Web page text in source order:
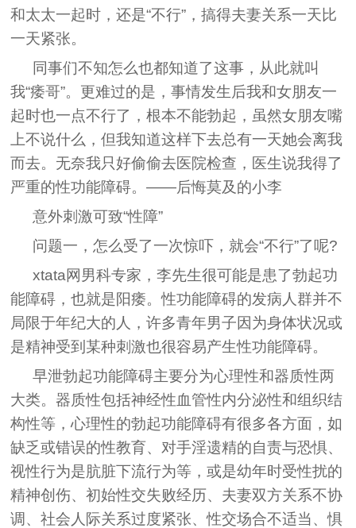
和太太一起时，还是“不行”，搞得夫妻关系一天比
一天紧张。
同事们不知怎么也都知道了这事，从此就叫
我“痿哥”。更难过的是，事情发生后我和女朋友一
起时也一点不行了，根本不能勃起，虽然女朋友嘴
上不说什么，但我知道这样下去总有一天她会离我
而去。无奈我只好偷偷去医院检查，医生说我得了
严重的性功能障碍。――后悔莫及的小李
意外刺激可致“性障”
问题一，怎么受了一次惊吓，就会“不行”了呢?
xtata网男科专家，李先生很可能是患了勃起功
能障碍，也就是阳痿。性功能障碍的发病人群并不
局限于年纪大的人，许多青年男子因为身体状况或
是精神受到某种刺激也很容易产生性功能障碍。
早泄勃起功能障碍主要分为心理性和器质性两
大类。器质性包括神经性血管性内分泌性和组织结
构性等，心理性的勃起功能障碍有很多各方面，如
缺乏或错误的性教育、对手淫遗精的自责与恐惧、
视性行为是肮脏下流行为等，或是幼年时受性扰的
精神创伤、初始性交失败经历、夫妻双方关系不协
调、社会人际关系过度紧张、性交场合不适当、惧